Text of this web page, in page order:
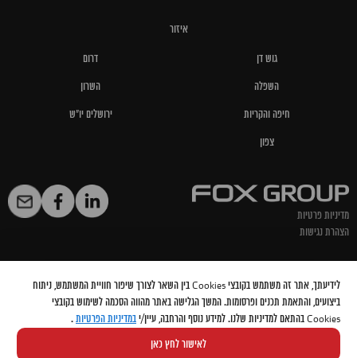
איזור
גוש דן דרום
השפלה השרון
חיפה והקריות ירושלים יו"ש
צפון
מדיניות פרטיות
הצהרת נגישות
@ 2024 FOX GROUP
לידיעתך, אתר זה משתמש בקובצי Cookies בין השאר לצורך שיפור חוויית המשתמש, ניתוח
ביצועים, והתאמת תכנים ופרסומות. המשך הגלישה באתר מהווה הסכמה לשימוש בקובצי
Cookies בהתאם למדיניות שלנו. למידע נוסף והרחבה, עיין/י
במדיניות הפרטיות .
לאישור לחץ כאן